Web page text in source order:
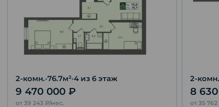
2-комн.•76.7м²•4 из 6 этаж
9 470 000 ₽
от 39 243 ₽/мес.
2-комн.
8
от 35 762